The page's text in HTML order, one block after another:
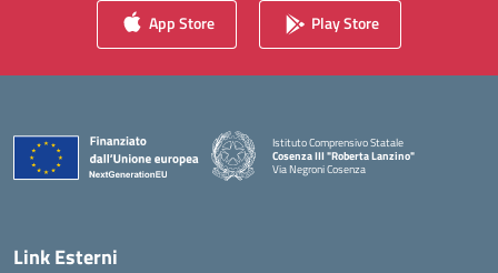
App Store Play Store
Istituto Comprensivo Statale
Cosenza III "Roberta Lanzino"
Via Negroni Cosenza
— Visita la pagina iniziale della scuola
Link Esterni